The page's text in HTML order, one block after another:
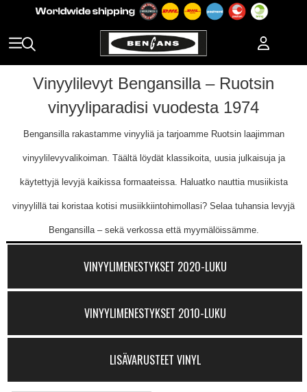
Vinyylilevyt Bengansilla – Ruotsin
vinyyliparadisi vuodesta 1974
Bengansilla rakastamme vinyyliä ja tarjoamme Ruotsin laajimman
vinyylilevyvalikoiman. Täältä löydät klassikoita, uusia julkaisuja ja
käytettyjä levyjä kaikissa formaateissa. Haluatko nauttia musiikista
vinyylillä tai koristaa kotisi musiikkiintohimollasi? Selaa tuhansia levyjä
Bengansilla – sekä verkossa että myymälöissämme.
VINYYLIMENESTYKSET 2020-LUKU
VINYYLIMENESTYKSET 2010-LUKU
LISÄVARUSTEET VINYL